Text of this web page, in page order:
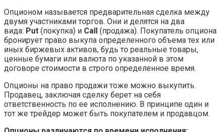
Опционом называется предварительная сделка между
двумя участниками торгов. Они и делятся на два
вида: Put (покупка) и Call (продажа). Покупатель опциона
бронирует право выкупа определенного объема тех или
иных биржевых активов, будь то реальные товары,
ценные бумаги или валюта по указанной в этом
договоре стоимости в строго определенное время.
Опционы на право продажи тоже можно выкупить.
Продавец, заключая сделку берет на себя
ответственность по ее исполнению. В принципе один и
тот же трейдер может быть покупателем и продавцом.